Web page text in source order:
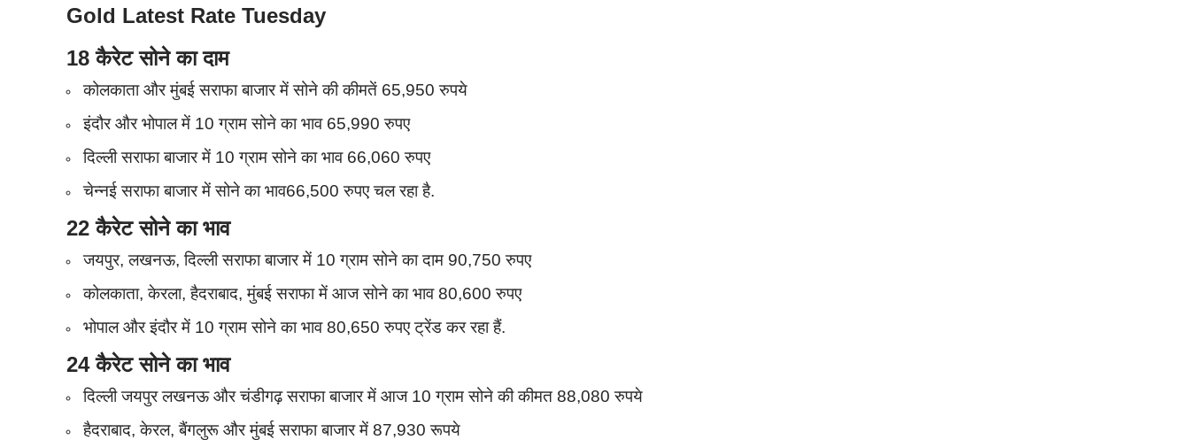
Gold Latest RateTuesday
18 कैरेट सोने का दाम
कोलकाता और मुंबई सराफा बाजार में सोने की कीमतें 65,950 रुपये
इंदौर और भोपाल में 10 ग्राम सोने का भाव 65,990 रुपए
दिल्ली सराफा बाजार में 10 ग्राम सोने का भाव 66,060 रुपए
चेन्नई सराफा बाजार में सोने का भाव66,500 रुपए चल रहा है.
22 कैरेट सोने का भाव
जयपुर, लखनऊ, दिल्ली सराफा बाजार में 10 ग्राम सोने का दाम 90,750 रुपए
कोलकाता, केरला, हैदराबाद, मुंबई सराफा में आज सोने का भाव 80,600 रुपए
भोपाल और इंदौर में 10 ग्राम सोने का भाव 80,650 रुपए ट्रेंड कर रहा हैं.
24 कैरेट सोने का भाव
दिल्ली जयपुर लखनऊ और चंडीगढ़ सराफा बाजार में आज 10 ग्राम सोने की कीमत 88,080 रुपये
हैदराबाद, केरल, बैंगलुरू और मुंबई सराफा बाजार में 87,930 रूपये